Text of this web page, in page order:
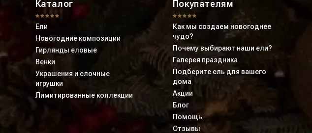
Каталог
Ели
Новогодние композиции
Гирлянды еловые
Венки
Украшения и елочные
игрушки
Лимитированные коллекции
Покупателям
Как мы создаем новогоднее
чудо?
Почему выбирают наши ели?
Галерея праздника
Подберите ель для вашего
дома
Акции
Блог
Помощь
Отзывы